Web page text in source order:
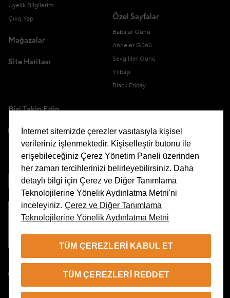
Üyelik Bilgilerim
Çıkış Yap
Mağazalar
Site Haritası
Özel Sayfalar
Babalar Günü
Anneler Günü
Sevgililer Günü
Yılbaşı
Black Friday
Bizi Takip Edin
Uygulamamızı İndirin
© 2026 Beymen Tüm Hakları Saklıdır
İnternet sitemizde çerezler vasıtasıyla kişisel
verileriniz işlenmektedir. Kişiselleştir butonu ile
erişebileceğiniz Çerez Yönetim Paneli üzerinden
her zaman tercihlerinizi belirleyebilirsiniz. Daha
detaylı bilgi için Çerez ve Diğer Tanımlama
Teknolojilerine Yönelik Aydınlatma Metni'ni
inceleyiniz. Çerez ve Diğer Tanımlama
Teknolojilerine Yönelik Aydınlatma Metni
TÜM ÇEREZLERI KABUL ET
TÜM ÇEREZLERI REDDET